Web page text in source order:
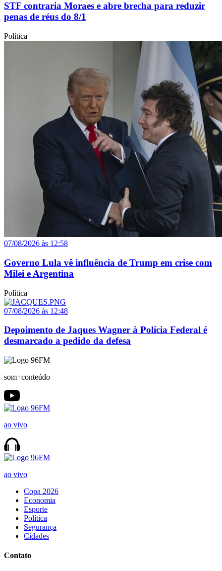
STF contraria Moraes e abre brecha para reduzir
penas de réus do 8/1
Política
07/08/2026 às 12:58
Governo Lula vê influência de Trump em crise com
Milei e Argentina
Política
07/08/2026 às 12:48
Depoimento de Jaques Wagner à Polícia Federal é
desmarcado a pedido da defesa
som+conteúdo
ao vivo
ao vivo
Copa 2026
Economia
Esporte
Política
Segurança
Cidades
Contato